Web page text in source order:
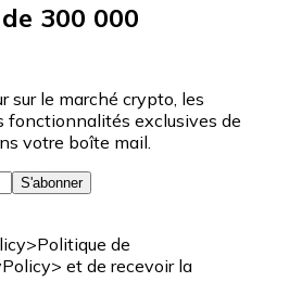
300 000
sur le marché crypto, les
fonctionnalités exclusives de
votre boîte mail.
S'abonner
de
et de recevoir la